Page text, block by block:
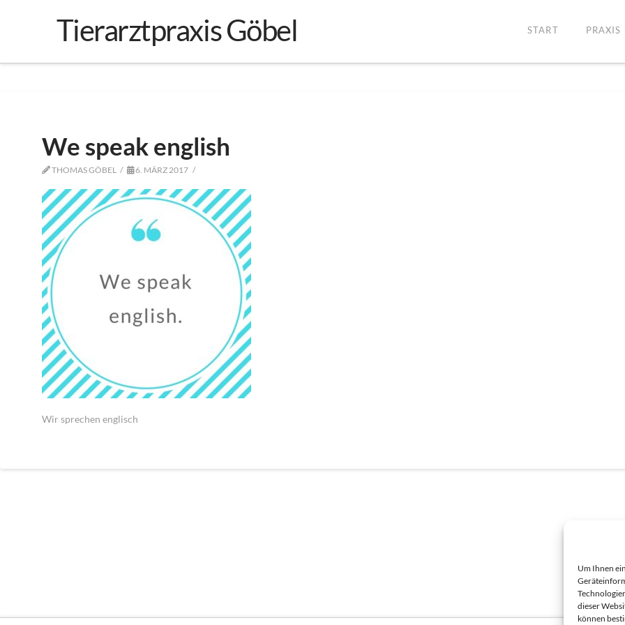
Um Ihnen
dieser
können
Tierarztpraxis Göbel START PRAXIS
We speak english
THOMAS GÖBEL 6. MÄRZ 2017
Wir sprechen englisch